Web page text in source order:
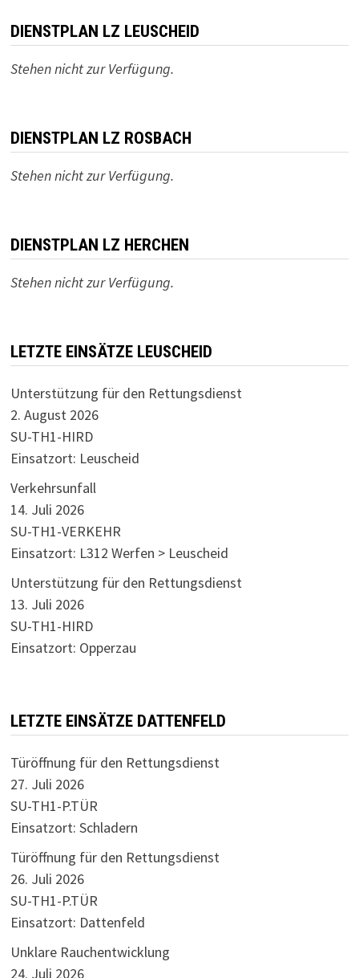
DIENSTPLAN LZ LEUSCHEID
Stehen nicht zur Verfügung.
DIENSTPLAN LZ ROSBACH
Stehen nicht zur Verfügung.
DIENSTPLAN LZ HERCHEN
Stehen nicht zur Verfügung.
LETZTE EINSÄTZE LEUSCHEID
Unterstützung für den Rettungsdienst
2. August 2026
SU-TH1-HIRD
Einsatzort: Leuscheid
Verkehrsunfall
14. Juli 2026
SU-TH1-VERKEHR
Einsatzort: L312 Werfen > Leuscheid
Unterstützung für den Rettungsdienst
13. Juli 2026
SU-TH1-HIRD
Einsatzort: Opperzau
LETZTE EINSÄTZE DATTENFELD
Türöffnung für den Rettungsdienst
27. Juli 2026
SU-TH1-P.TÜR
Einsatzort: Schladern
Türöffnung für den Rettungsdienst
26. Juli 2026
SU-TH1-P.TÜR
Einsatzort: Dattenfeld
Unklare Rauchentwicklung
24. Juli 2026